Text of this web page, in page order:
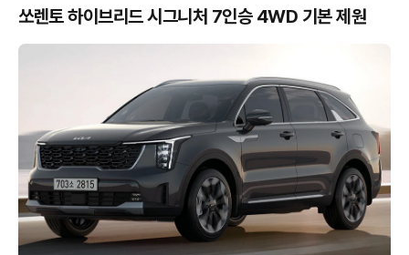
쏘렌토 하이브리드 시그니처 7인승 4WD 기본 제원